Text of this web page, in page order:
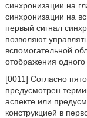
синхронизации на
синхронизации на
первый сигнал
позволяют
вспомогательной
отображения одного
[0011] Согласно
предусмотрен
аспекте или
конструкцией в